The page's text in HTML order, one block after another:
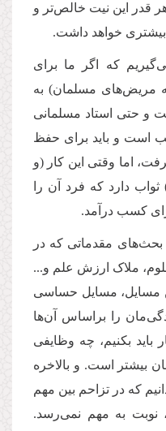
قدر این نیت خالص‌تر و
خواهد داشت.
که اگر ما برای
مریض‌های مسلمان) به
و حتی استاد مسلمانی
است و باید برای حفظ
اما وقتی این کار (و
دارد که فرد آن را
کسب درآمد.
بحث‌های مقدماتی که در
ملاک ارزش علم و...
مسایل، مسایل حساسی
را براساس آن‌‌ها
باید بکنیم،‌ چه وظایفی
بیشتر است. و بالاخره
که در تزاحم بین مهم
نوبت به مهم نمی‌رسد.